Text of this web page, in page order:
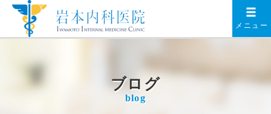
メニュー
ブログ
blog